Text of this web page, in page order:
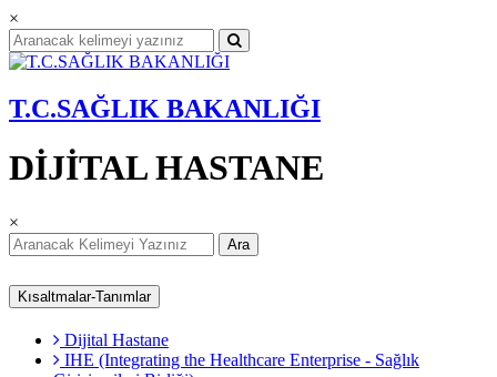
×
T.C.SAĞLIK BAKANLIĞI
DİJİTAL HASTANE
×
Ara
Kısaltmalar-Tanımlar
Dijital Hastane
IHE (Integrating the Healthcare Enterprise - Sağlık